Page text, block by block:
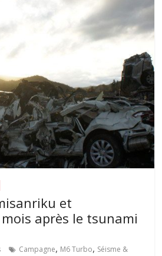
et
après le tsunami
Campagne, M6 Turbo, Séisme &